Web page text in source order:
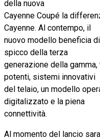
della nuova
Cayenne Coupé la
Cayenne. Al contempo, il
nuovo modello beneficia
spicco della terza
generazione della
potenti, sistemi innovativi
del telaio, un modello
digitalizzato e la piena
connettività.
Al momento del lancio